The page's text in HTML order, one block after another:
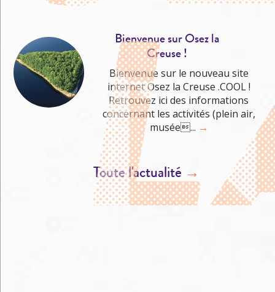
Bienvenue sur Osez la
Creuse !
Bienvenue sur le nouveau site
internet Osez la Creuse .COOL !
Retrouvez ici des informations
concernant les activités (plein air,
musée... →
Toute l'actualité →